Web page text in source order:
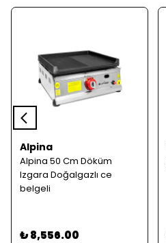
Alpina
Alpina 50 Cm Döküm
Izgara Doğalgazlı ce
belgeli
₺ 8,556.00